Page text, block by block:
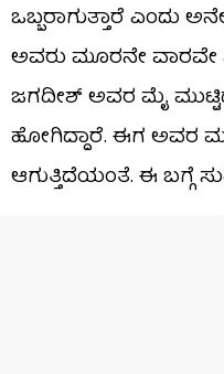
ಒಬ್ಬರಾಗುತ್ತಾರೆ ಎಂದು
ಅವರು ಮೂರನೇ
ಜಗದೀಶ್ ಅವರ ಮೈ
ಹೋಗಿದ್ದಾರೆ. ಈಗ ಅವರ
ಆಗುತ್ತಿದೆಯಂತೆ. ಈ ಬಗ್ಗೆ